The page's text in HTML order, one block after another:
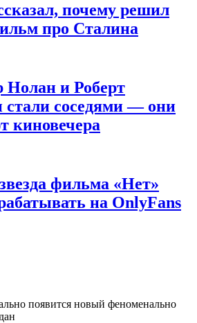
почему решил
про Сталина
Нолан и Роберт
стали соседями — они
киновечера
фильма «Нет»
на OnlyFans
появится новый феноменально